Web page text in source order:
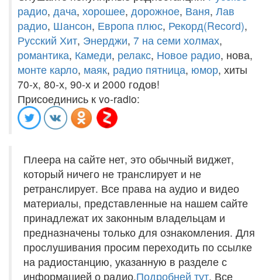
радио, дача, хорошее, дорожное, Ваня, Лав
радио, Шансон, Европа плюс, Рекорд(Record),
Русский Хит, Энерджи, 7 на семи холмах,
романтика, Камеди, релакс, Новое радио, нова,
монте карло, маяк, радио пятница, юмор, хиты
70-х, 80-х, 90-х и 2000 годов!
Присоединись к vo-radio:
Плеера на сайте нет, это обычный виджет,
который ничего не транслирует и не
ретранслирует. Все права на аудио и видео
материалы, представленные на нашем сайте
принадлежат их законным владельцам и
предназначены только для ознакомления. Для
прослушивания просим переходить по ссылке
на радиостанцию, указанную в разделе с
информацией о радио.Подробней тут. Все